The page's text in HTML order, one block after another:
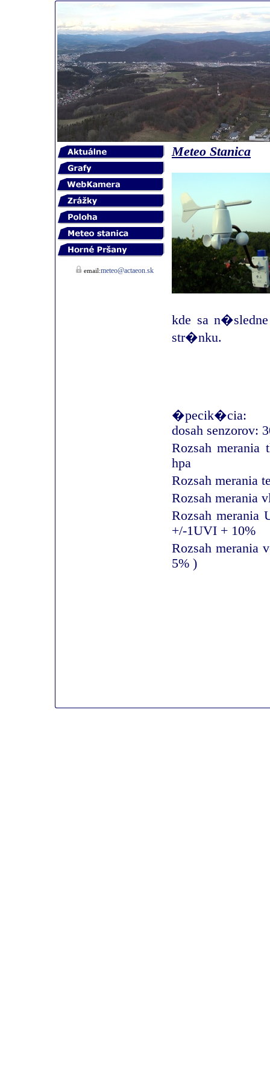
email:meteo@actaeon.sk
Meteo Stanica
kde sa
str�nku.
�pecik�cia:
dosah senzorov:
Rozsah
hpa
Rozsah
Rozsah merania
Rozsah
+/-1UVI + 10%
Rozsah merania
5% )